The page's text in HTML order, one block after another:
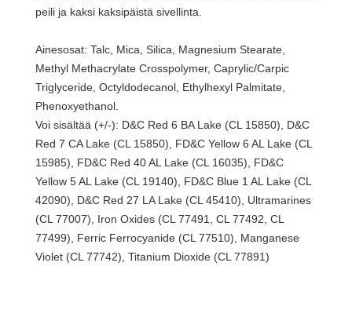
peili ja kaksi kaksipäistä sivellinta.
Ainesosat: Talc, Mica, Silica, Magnesium Stearate,
Methyl Methacrylate Crosspolymer, Caprylic/Carpic
Triglyceride, Octyldodecanol, Ethylhexyl Palmitate
Phenoxyethanol.
Voi sisältää (+/-): D&C Red 6 BA Lake (CL 15850), D&C
Red 7 CA Lake (CL 15850), FD&C Yellow 6 AL Lake (CL
15985), FD&C Red 40 AL Lake (CL 16035), FD&C
Yellow 5 AL Lake (CL 19140), FD&C Blue 1 AL Lake (CL
42090), D&C Red 27 LA Lake (CL 45410), Ultramarines
(CL 77007), Iron Oxides (CL 77491, CL 77492, CL
77499), Ferric Ferrocyanide (CL 77510), Manganese
Violet (CL 77742), Titanium Dioxide (CL 77891)